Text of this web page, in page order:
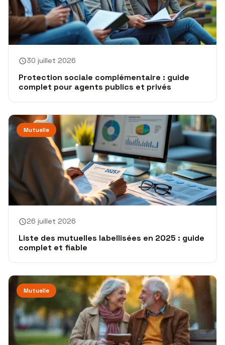
30 juillet 2026
Protection sociale complémentaire : guide
complet pour agents publics et privés
Mutuelle
26 juillet 2026
Liste des mutuelles labellisées en 2025 : guide
complet et fiable
Mutuelle